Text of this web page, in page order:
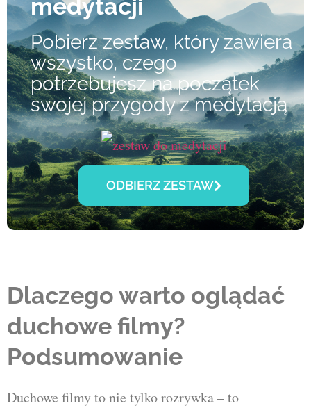
medytacji​
Pobierz zestaw, który zawiera
wszystko, czego
potrzebujesz na początek
swojej przygody z medytacją
ODBIERZ ZESTAW
Dlaczego warto oglądać
duchowe filmy?
Podsumowanie
Duchowe filmy to nie tylko rozrywka – to